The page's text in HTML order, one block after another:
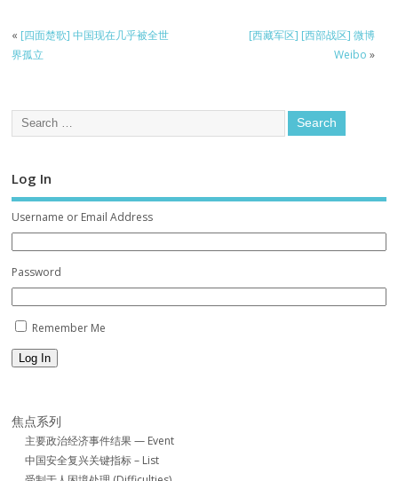
« [四面楚歌] 中国现在几乎被全世
界孤立
[西藏军区] [西部战区] 微博
Weibo »
Log In
Username or Email Address
Password
Remember Me
Log In
焦点系列
主要政治经济事件结果 — Event
中国安全复兴关键指标 – List